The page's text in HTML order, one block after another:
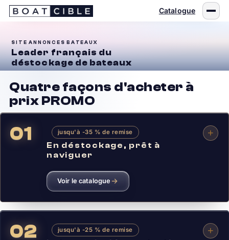
Passer
Catalogue
SITE ANNONCES BATEAUX
Leader français du
déstockage de bateaux
Quatre façons d'acheter à
prix PROMO
jusqu'à -35 % de remise
En déstockage, prêt à
naviguer
+
Voir le catalogue
jusqu'à -25 % de remise +